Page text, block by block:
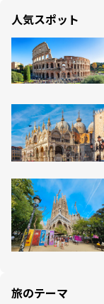
人気スポット
旅のテーマ